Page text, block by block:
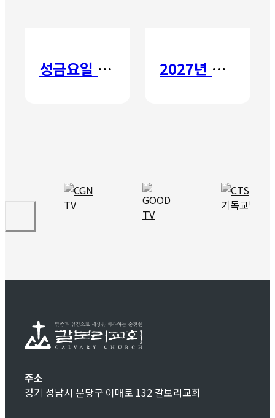
성금요일 칸타타 2027년 갈보리 어학원 유치부 신입생 모집
주소
경기 성남시 분당구 이매로 132 갈보리교회